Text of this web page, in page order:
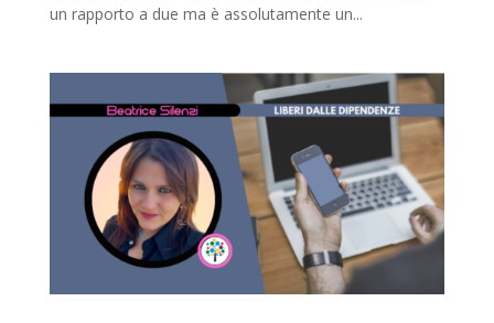
un rapporto a due ma è assolutamente un...